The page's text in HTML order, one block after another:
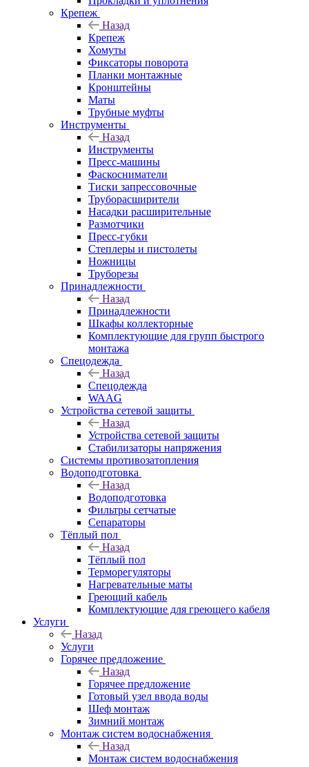
Крепеж
Назад
Крепеж
Хомуты
Фиксаторы поворота
Планки монтажные
Кронштейны
Маты
Трубные муфты
Инструменты
Назад
Инструменты
Пресс-машины
Фаскосниматели
Тиски запрессовочные
Труборасширители
Насадки расширительные
Размотчики
Пресс-губки
Степлеры и пистолеты
Ножницы
Труборезы
Принадлежности
Назад
Принадлежности
Шкафы коллекторные
Комплектующие для групп быстрого
монтажа
Спецодежда
Назад
Спецодежда
WAAG
Устройства сетевой защиты
Назад
Устройства сетевой защиты
Стабилизаторы напряжения
Системы противозатопления
Водоподготовка
Назад
Водоподготовка
Фильтры сетчатые
Сепараторы
Тёплый пол
Назад
Тёплый пол
Терморегуляторы
Нагревательные маты
Греющий кабель
Комплектующие для греющего кабеля
Услуги
Назад
Услуги
Горячее предложение
Назад
Горячее предложение
Готовый узел ввода воды
Шеф монтаж
Зимний монтаж
Монтаж систем водоснабжения
Назад
Монтаж систем водоснабжения